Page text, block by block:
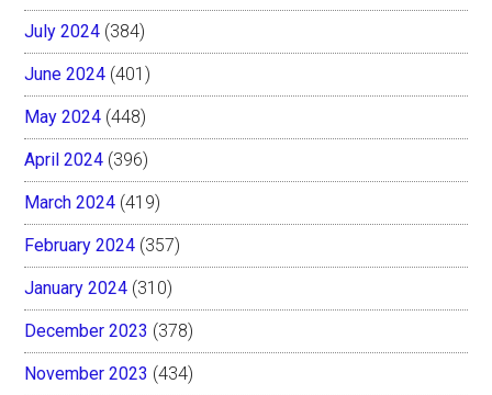
July 2024 (384)
June 2024 (401)
May 2024 (448)
April 2024 (396)
March 2024 (419)
February 2024 (357)
January 2024 (310)
December 2023 (378)
November 2023 (434)